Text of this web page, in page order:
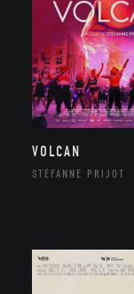
VOLCAN
STÉFANNE PRIJOT